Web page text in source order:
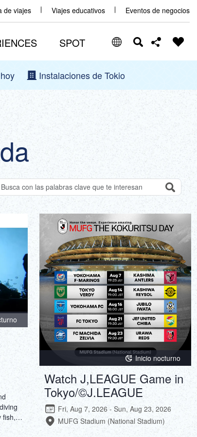
de viajes Viajes educativos Eventos de negocios
SPOT
Select Language
ENGLISH
中文(简体)
中文(繁體/正體)
한글
ภาษาไทย
DEUTSCH
ITALIANO
ESPAÑOL
FRANÇAIS
Share this page
Facebook
X (Twitter)
Email
Copy URL
Instalaciones de Tokio
atracciones por palabra clave
fish,
Inicio nocturno
Watch J,LEAGUE Game in
Tokyo/©J.LEAGUE
Fri, Aug 7, 2026 - Sun, Aug 23, 2026
MUFG Stadium (National Stadium)